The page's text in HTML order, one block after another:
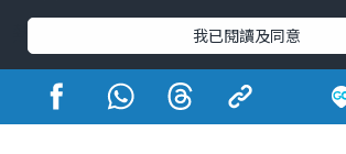
熱門標籤
#UGO搵好去處 #人氣活動推介 #美食社
#親子玩樂好去處
#ULifestyle應用程式
#UJetso禮物放送
#ULifestyle商戶中心
我已閱讀及同意